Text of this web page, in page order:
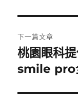
覽
篇
文
章:
下一篇文章
下
一
桃園眼科
smile pro